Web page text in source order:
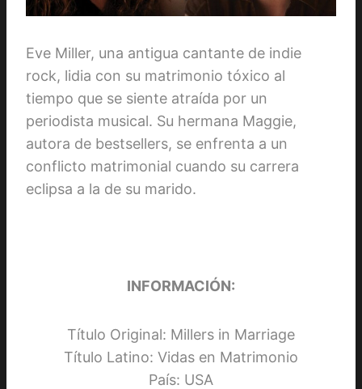
Eve Miller, una antigua cantante de indie
rock, lidia con su matrimonio tóxico al
tiempo que se siente atraída por un
periodista musical. Su hermana Maggie,
autora de bestsellers, se enfrenta a un
conflicto matrimonial cuando su carrera
eclipsa a la de su marido.
INFORMACIÓN:
Título Original: Millers in Marriage
Título Latino: Vidas en Matrimonio
País: USA